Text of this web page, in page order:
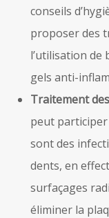
conseils
proposer des
l’utilisation de
gels anti-
Traitement
peut
sont des
dents, en
surfaçages
éliminer la